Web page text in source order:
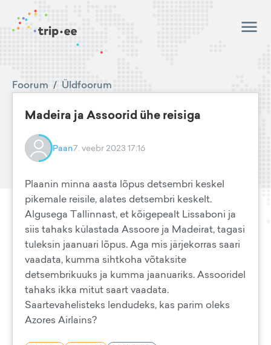
Foorum / Üldfoorum
Madeira ja Assoorid ühe reisiga
Paan7. veebr 2023 17:16
Plaanin minna aasta lõpus detsembri keskel
pikemale reisile, alates detsembri keskelt.
Algusega Tallinnast, et kõigepealt Lissaboni ja
siis tahaks külastada Assoore ja Madeirat, tagasi
tuleksin jaanuari lõpus. Aga mis järjekorras saari
vaadata, kumma sihtkoha võtaksite
detsembrikuuks ja kumma jaanuariks. Assooridel
tahaks ikka mitut saart vaadata.
Saartevahelisteks lendudeks, kas parim oleks
Azores Airlains?